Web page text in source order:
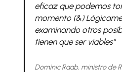
eficaz que podemos
momento (&)
examinando otros
tienen que ser viables"
Dominic Raab, ministro de